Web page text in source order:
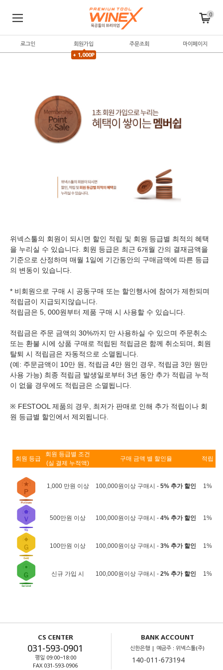
0
로그인
회원가입
+ 1,000P
주문조회 마이페이지
위넥스툴의 회원이 되시면 할인 적립 및 회원 등급별 최적의 혜택
을 누리실 수 있습니다. 회원 등급은 최근 6개월 간의 결재금액을
기준으로 산정하며 매월 1일에 기간동안의 구매금액에 따른 등급
의 변동이 있습니다.
* 비회원으로 구매 시 공동구매 또는 할인행사에 참여가 제한되며
적립금이 지급되지않습니다.
적립금은 5, 000원부터 제품 구매 시 사용할 수 있습니다.
적립금은 주문 금액의 30%까지 만 사용하실 수 있으며 주문취소
또는 환불 시에 상품 구매로 적립된 적립금은 함께 취소되며, 회원
탈퇴 시 적립금은 자동적으로 소멸됩니다.
(예: 주문금액이 10만 원, 적립금 4만 원인 경우, 적립금 3만 원만
사용 가능) 최종 적립금 발생일로부터 3년 동안 추가 적립금 누적
이 없을 경우에도 적립금은 소멸됩니다.
※ FESTOOL 제품의 경우, 최저가 판매로 인해 추가 적립이나 회
원 등급별 할인에서 제외됩니다.
회원 등급
회원 등급별 조건
(실 결제 누적액)
구매 금액 별 할인율 적립
1,000 만원 이상 100,000원이상 구매시 - 5% 추가 할인 1%
500만원 이상 100,000원이상 구매시 - 4% 추가 할인 1%
100만원 이상 100,000원이상 구매시 - 3% 추가 할인 1%
신규 가입 시 100,000원이상 구매시 - 2% 추가 할인 1%
CS CENTER
031-593-0901
평일 09:00~18:00
FAX 031-593-0906
BANK ACCOUNT
신한은행 | 예금주 : 위넥스툴(주)